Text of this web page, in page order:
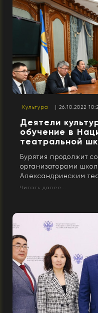
Культура | 26.10.2022
Деятели
обучение в
театральной
Бурятия продолжит
организаторами
Александринским
Читать далее...